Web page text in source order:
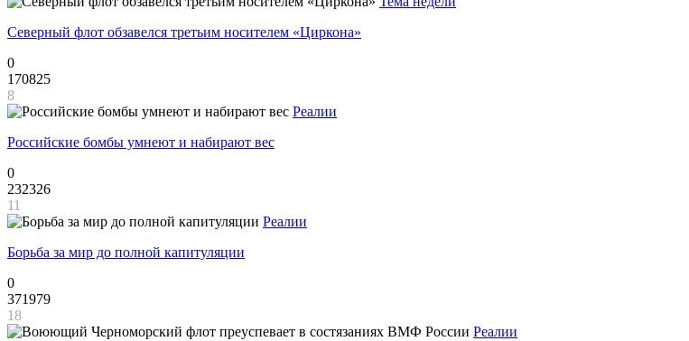
Северный флот обзавелся третьим носителем «Циркона»
0
170825
8
Реалии
Российские бомбы умнеют и набирают вес
0
232326
11
Реалии
Борьба за мир до полной капитуляции
0
371979
18
Реалии